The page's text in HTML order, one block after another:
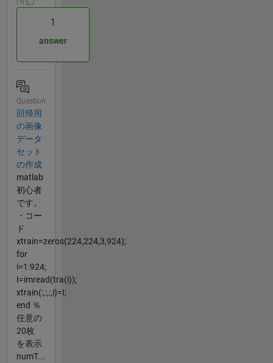
1
answer
Question
回帰用
の画像
データ
セット
の作成
matlab
初心者
です。
・コー
ド
xtrain=zeros(224,224,3,924);
for
i=1:924;
I=imread(tra(i));
xtrain(:,:,:,i)=I;
end ％
任意の
20枚
を表示
numT...